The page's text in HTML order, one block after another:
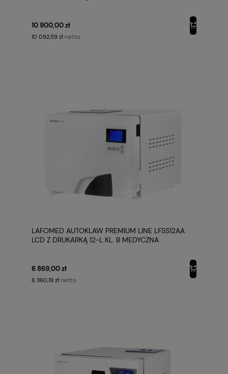
10 900,00 zł
10 092,59 zł netto
LAFOMED AUTOKLAW PREMIUM LINE LFSS12AA
LCD Z DRUKARKĄ 12-L KL. B MEDYCZNA
6 869,00 zł
6 360,19 zł netto